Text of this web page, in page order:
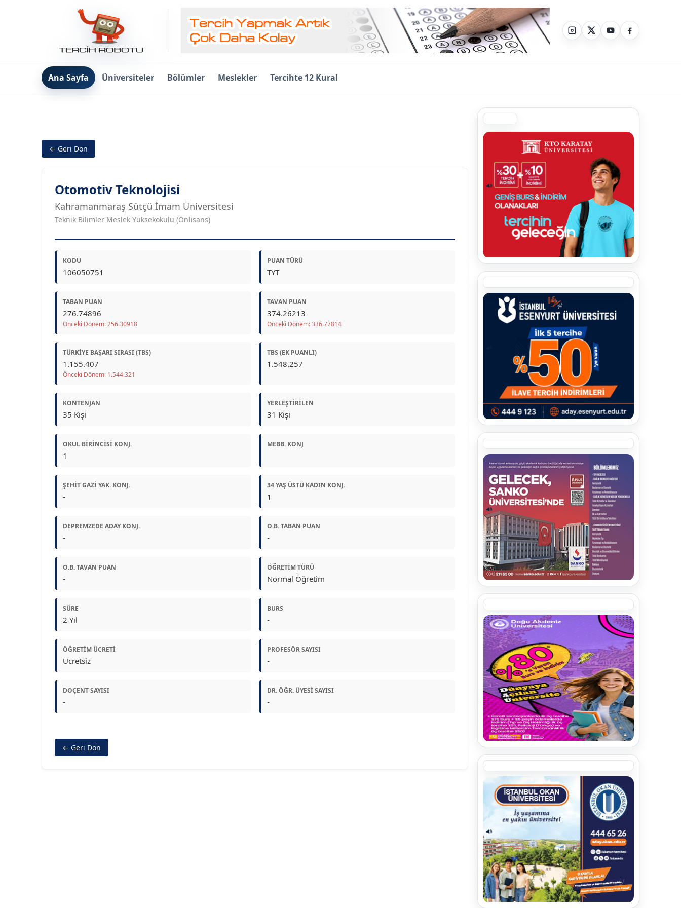
Ana Sayfa Üniversiteler Bölümler Meslekler Tercihte 12 Kural
← Geri Dön
Otomotiv Teknolojisi
Kahramanmaraş Sütçü İmam Üniversitesi
Teknik Bilimler Meslek Yüksekokulu (Önlisans)
KODU
106050751
PUAN TÜRÜ
TYT
TABAN PUAN
276.74896
Önceki Dönem: 256.30918
TAVAN PUAN
374.26213
Önceki Dönem: 336.77814
TÜRKIYE BAŞARI SIRASI (TBS)
1.155.407
Önceki Dönem: 1.544.321
TBS (EK PUANLI)
1.548.257
KONTENJAN
35 Kişi
YERLEŞTIRILEN
31 Kişi
OKUL BIRINCISI KONJ.
1
MEBB. KONJ
ŞEHIT GAZI YAK. KONJ.
-
34 YAŞ ÜSTÜ KADIN KONJ.
1
DEPREMZEDE ADAY KONJ.
-
O.B. TABAN PUAN
-
O.B. TAVAN PUAN
-
ÖĞRETIM TÜRÜ
Normal Öğretim
SÜRE
2 Yıl
BURS
-
ÖĞRETIM ÜCRETI
Ücretsiz
PROFESÖR SAYISI
-
DOÇENT SAYISI
-
DR. ÖĞR. ÜYESI SAYISI
-
← Geri Dön